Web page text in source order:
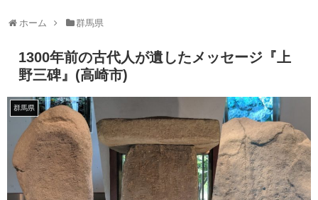
ホーム 群馬県
1300年前の古代人が遺したメッセージ『上
野三碑』(高崎市)
群馬県